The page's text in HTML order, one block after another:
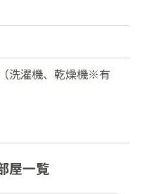
洗濯機、乾燥機※有
屋一覧